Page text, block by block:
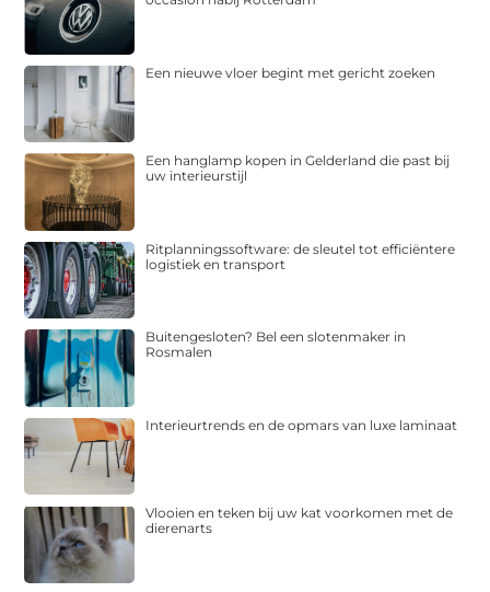
Een nieuwe vloer begint met gericht zoeken
Een hanglamp kopen in Gelderland die past bij
uw interieurstijl
Ritplanningssoftware: de sleutel tot efficiëntere
logistiek en transport
Buitengesloten? Bel een slotenmaker in
Rosmalen
Interieurtrends en de opmars van luxe laminaat
Vlooien en teken bij uw kat voorkomen met de
dierenarts